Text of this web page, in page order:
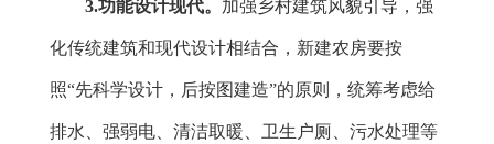
3.功能设计现代。 加强乡村建筑风貌引导，强
化传统建筑和现代设计相结合，新建农房要按
照“先科学设计，后按图建造”的原则，统筹考虑给
排水、强弱电、清洁取暖、卫生户厕、污水处理等